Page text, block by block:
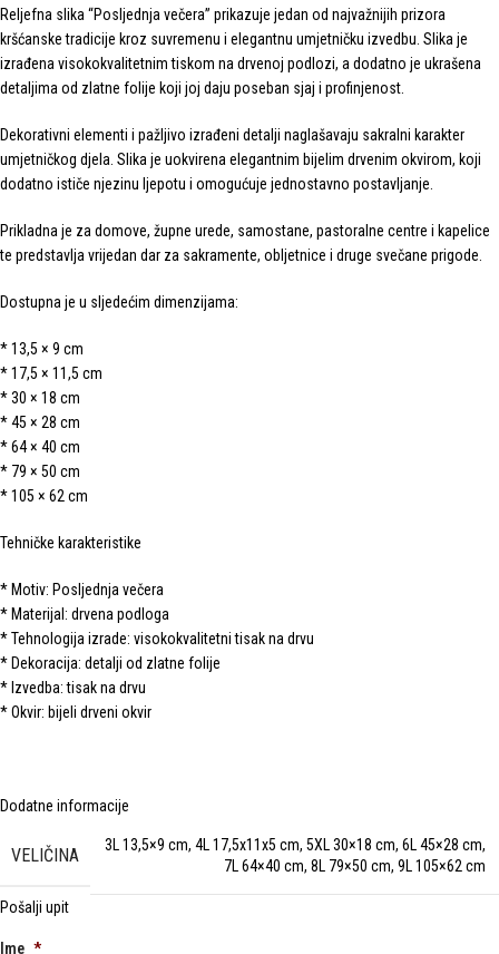
Reljefna slika “Posljednja večera” prikazuje jedan od najvažnijih prizora
kršćanske tradicije kroz suvremenu i elegantnu umjetničku izvedbu. Slika je
izrađena visokokvalitetnim tiskom na drvenoj podlozi, a dodatno je ukrašena
detaljima od zlatne folije koji joj daju poseban sjaj i profinjenost.
Dekorativni elementi i pažljivo izrađeni detalji naglašavaju sakralni karakter
umjetničkog djela. Slika je uokvirena elegantnim bijelim drvenim okvirom, koji
dodatno ističe njezinu ljepotu i omogućuje jednostavno postavljanje.
Prikladna je za domove, župne urede, samostane, pastoralne centre i kapelice
te predstavlja vrijedan dar za sakramente, obljetnice i druge svečane prigode.
Dostupna je u sljedećim dimenzijama:
* 13,5 × 9 cm
* 17,5 × 11,5 cm
* 30 × 18 cm
* 45 × 28 cm
* 64 × 40 cm
* 79 × 50 cm
* 105 × 62 cm
Tehničke karakteristike
* Motiv: Posljednja večera
* Materijal: drvena podloga
* Tehnologija izrade: visokokvalitetni tisak na drvu
* Dekoracija: detalji od zlatne folije
* Izvedba: tisak na drvu
* Okvir: bijeli drveni okvir
Dodatne informacije
VELIČINA 3L 13,5×9 cm, 4L 17,5x11x5 cm, 5XL 30×18 cm, 6L 45×28 cm,
7L 64×40 cm, 8L 79×50 cm, 9L 105×62 cm
Pošalji upit
Ime *